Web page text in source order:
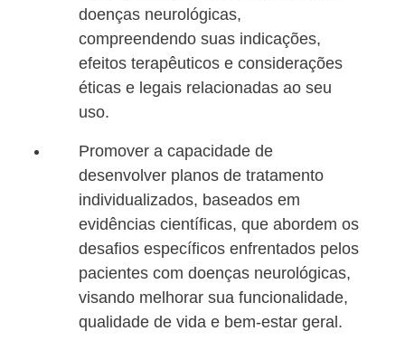
doenças neurológicas,
compreendendo suas indicações,
efeitos terapêuticos e considerações
éticas e legais relacionadas ao seu
uso.
Promover a capacidade de
desenvolver planos de tratamento
individualizados, baseados em
evidências científicas, que abordem os
desafios específicos enfrentados pelos
pacientes com doenças neurológicas,
visando melhorar sua funcionalidade,
qualidade de vida e bem-estar geral.